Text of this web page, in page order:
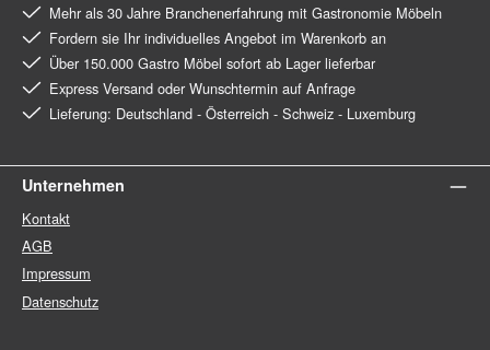
Mehr als 30 Jahre Branchenerfahrung mit Gastronomie Möbeln
Fordern sie Ihr individuelles Angebot im Warenkorb an
Über 150.000 Gastro Möbel sofort ab Lager lieferbar
Express Versand oder Wunschtermin auf Anfrage
Lieferung: Deutschland - Österreich - Schweiz - Luxemburg
Unternehmen
Kontakt
AGB
Impressum
Datenschutz